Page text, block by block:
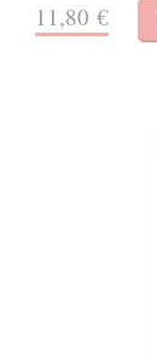
11,80 €